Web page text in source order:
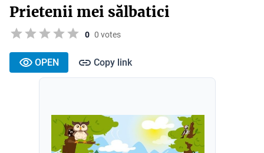
Prietenii mei sălbatici
0 0 votes
OPEN Copy link